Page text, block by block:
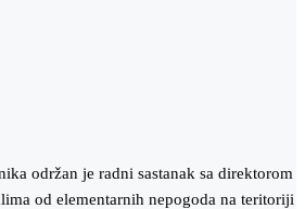
održan je radni sastanak sa direktorom
od elementarnih nepogoda na teritoriji